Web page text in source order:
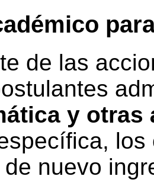
de las
y otras
nuevo